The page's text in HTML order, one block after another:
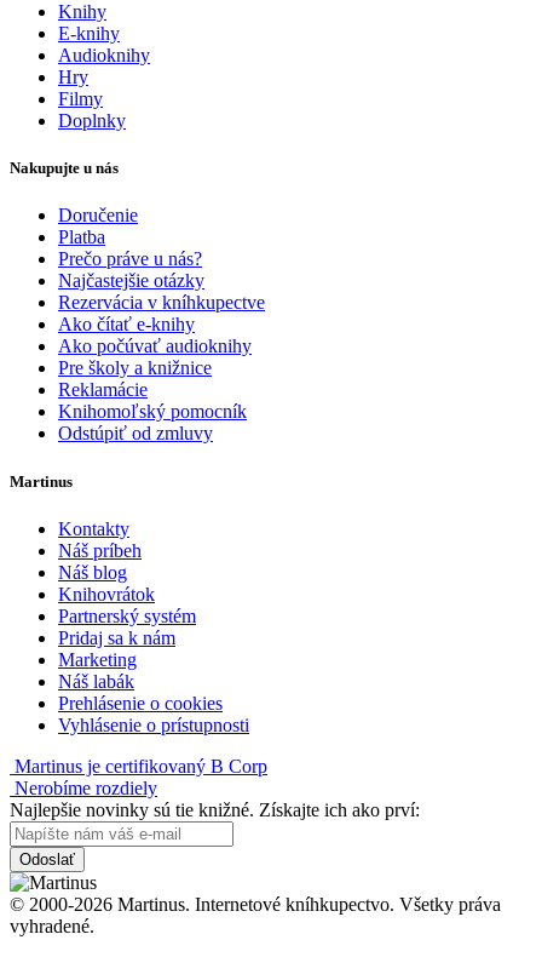
Knihy
E-knihy
Audioknihy
Hry
Filmy
Doplnky
Nakupujte u nás
Doručenie
Platba
Prečo práve u nás?
Najčastejšie otázky
Rezervácia v kníhkupectve
Ako čítať e-knihy
Ako počúvať audioknihy
Pre školy a knižnice
Reklamácie
Knihomoľský pomocník
Odstúpiť od zmluvy
Martinus
Kontakty
Náš príbeh
Náš blog
Knihovrátok
Partnerský systém
Pridaj sa k nám
Marketing
Náš labák
Prehlásenie o cookies
Vyhlásenie o prístupnosti
Martinus je certifikovaný B Corp
Nerobíme rozdiely
Najlepšie novinky sú tie knižné. Získajte ich ako prví:
Odoslať
© 2000-2026 Martinus. Internetové kníhkupectvo. Všetky práva
vyhradené.